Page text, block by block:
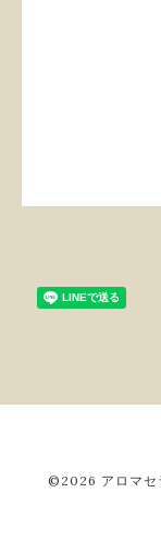
©2026 アロマ